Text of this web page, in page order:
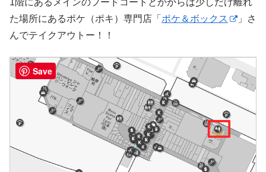
た場所にあるポケ（ポキ）専門店「 ポケ＆ボックス
」さ
んでテイクアウトー！！
Save